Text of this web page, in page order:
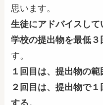
思います。
生徒にアドバイスし
学校の提出物を最低
す。
１回目は、提出物の範
２回目は、提出物で
する。